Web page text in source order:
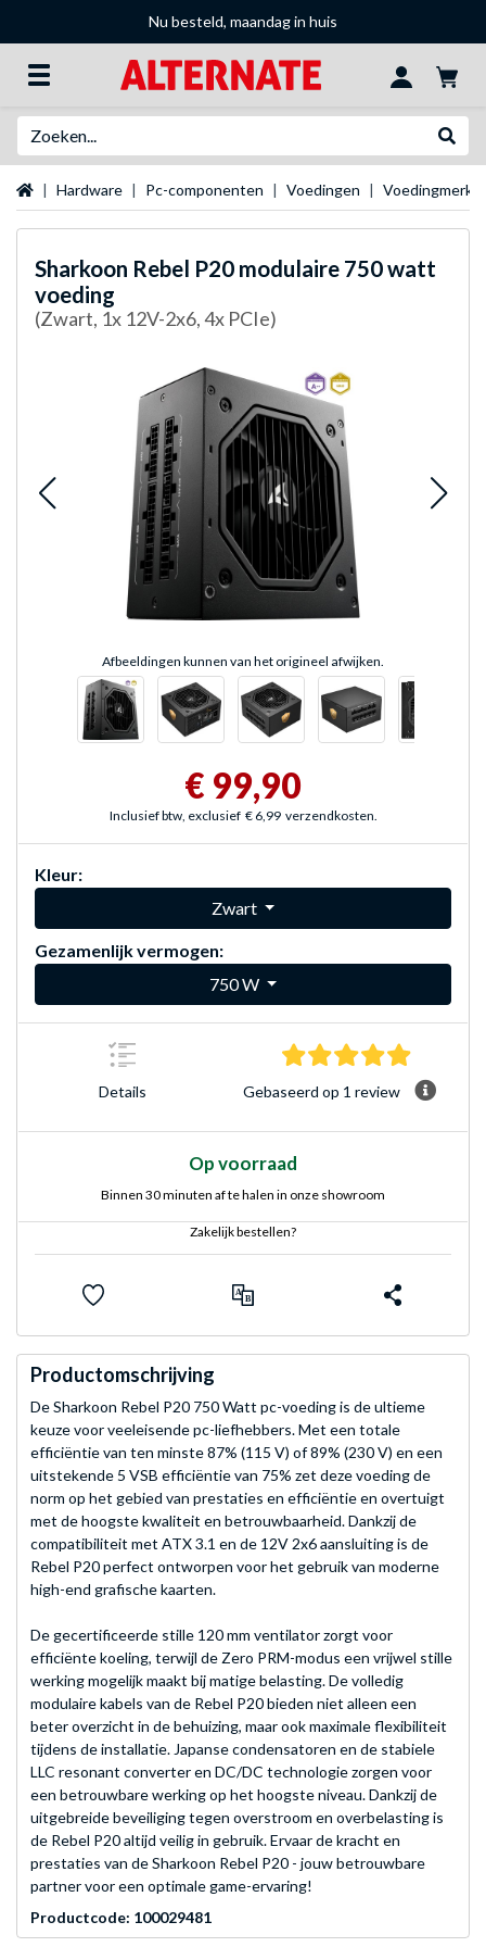
Nu besteld, maandag in huis
Startpagina
Hardware Pc-componenten Voedingen
Sharkoon Rebel P20 modulaire 750 watt
voeding
(Zwart, 1x 12V-2x6, 4x PCIe)
Afbeeldingen kunnen van het origineel afwijken.
€ 99,90
Inclusief btw, exclusief € 6,99 verzendkosten.
Kleur:
Zwart
Gezamenlijk vermogen:
750 W
Details Gebaseerd op 1 review
Op voorraad
Binnen 30 minuten af te halen in onze showroom
Zakelijk bestellen?
Productomschrijving
De Sharkoon Rebel P20 750 Watt pc-voeding is de ultieme
keuze voor veeleisende pc-liefhebbers. Met een totale
efficiëntie van ten minste 87% (115 V) of 89% (230 V) en een
uitstekende 5 VSB efficiëntie van 75% zet deze voeding de
norm op het gebied van prestaties en efficiëntie en overtuigt
met de hoogste kwaliteit en betrouwbaarheid. Dankzij de
compatibiliteit met ATX 3.1 en de 12V 2x6 aansluiting is de
Rebel P20 perfect ontworpen voor het gebruik van moderne
high-end grafische kaarten.
De gecertificeerde stille 120 mm ventilator zorgt voor
efficiënte koeling, terwijl de Zero PRM-modus een vrijwel stille
werking mogelijk maakt bij matige belasting. De volledig
modulaire kabels van de Rebel P20 bieden niet alleen een
beter overzicht in de behuizing, maar ook maximale flexibiliteit
tijdens de installatie. Japanse condensatoren en de stabiele
LLC resonant converter en DC/DC technologie zorgen voor
een betrouwbare werking op het hoogste niveau. Dankzij de
uitgebreide beveiliging tegen overstroom en overbelasting is
de Rebel P20 altijd veilig in gebruik. Ervaar de kracht en
prestaties van de Sharkoon Rebel P20 - jouw betrouwbare
partner voor een optimale game-ervaring!
Productcode: 100029481